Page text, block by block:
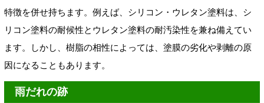
特徴を併せ持ちます。例えば、シリコン・ウレタン塗料は、シ
リコン塗料の耐候性とウレタン塗料の耐汚染性を兼ね備えてい
ます。しかし、樹脂の相性によっては、塗膜の劣化や剥離の原
因になることもあります。
雨だれの跡